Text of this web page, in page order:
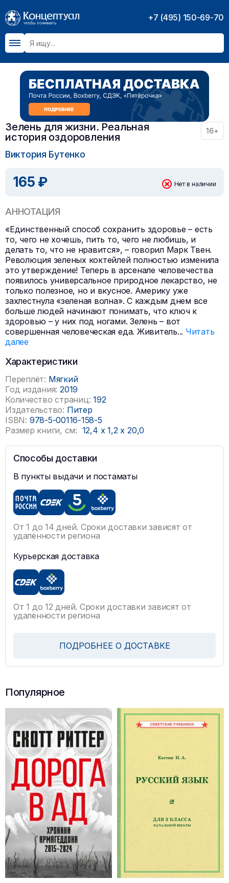
+7 (495) 150-69-70
Зелень для жизни. Реальная
история оздоровления
16+
Виктория Бутенко
165 ₽ Нет в наличии
АННОТАЦИЯ
«Единственный способ сохранить здоровье – есть
то, чего не хочешь, пить то, чего не любишь, и
делать то, что не нравится», – говорил Марк Твен.
Революция зеленых коктейлей полностью изменила
это утверждение! Теперь в арсенале человечества
появилось универсальное природное лекарство, не
только полезное, но и вкусное. Америку уже
захлестнула «зеленая волна». С каждым днем все
больше людей начинают понимать, что ключ к
здоровью – у них под ногами. Зелень – вот
совершенная человеческая еда. Живитель... Читать
далее
Характеристики
Переплёт: Мягкий
Год издания: 2019
Количество страниц: 192
Издательство: Питер
ISBN: 978-5-00116-158-5
Размер книги, см: 12,4 x 1,2x 20,0
Способы доставки
В пункты выдачи и постаматы
От 1 до 14 дней. Сроки доставки зависят от
удалённости региона
Курьерская доставка
От 1 до 12 дней. Сроки доставки зависят от
удалённости региона
ПОДРОБНЕЕ О ДОСТАВКЕ
Популярное